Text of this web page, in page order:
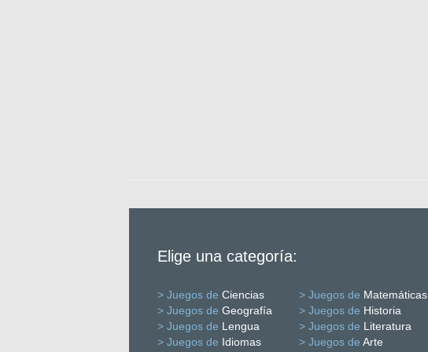
Elige una categoría:
> Juegos de Ciencias > Juegos de Matemáticas
> Juegos de Geografía > Juegos de Historia
> Juegos de Lengua > Juegos de Literatura
> Juegos de Idiomas > Juegos de Arte